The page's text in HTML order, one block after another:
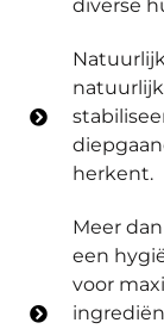
diverse
herkent.
Meer
een
voor